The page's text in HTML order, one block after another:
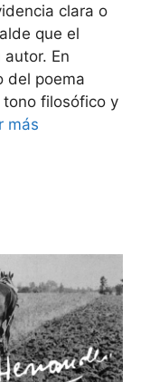
clara o
que el
En
del poema
filosófico y
más